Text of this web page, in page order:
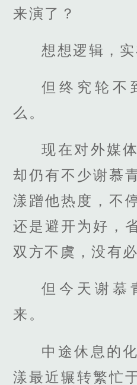
来演了？
想想逻辑，实
但终究轮不
么。
现在对外媒
却仍有不少谢慕
漾蹭他热度，不
还是避开为好，
双方不虞，没有必
但今天谢慕
来。
中途休息的
漾最近辗转繁忙